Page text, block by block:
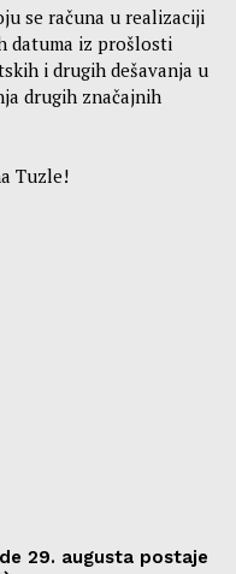
se računa u realizaciji
datuma iz prošlosti
i drugih dešavanja u
drugih značajnih
Tuzle!
29. augusta postaje